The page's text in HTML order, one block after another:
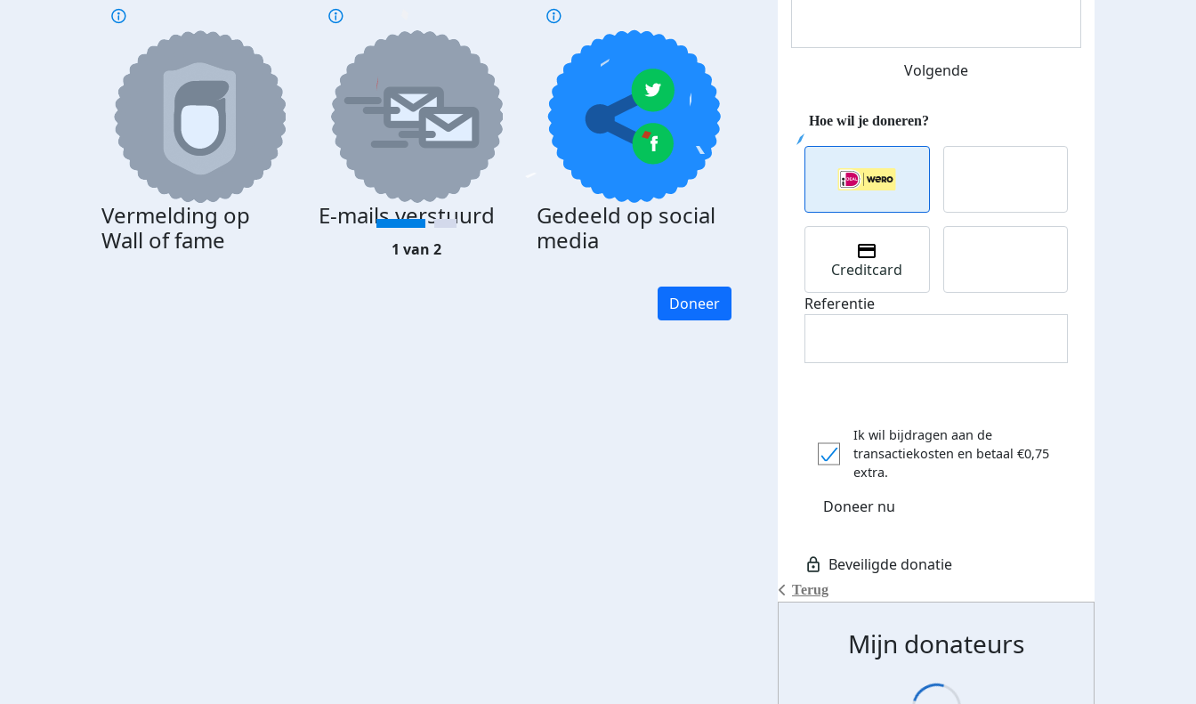
Vermelding op
Wall of fame
E-mails verstuurd
Gedeeld op social
media
1 van 2
Doneer
Volgende
Terug
Creditcard
Referentie
Ik wil bijdragen aan de
transactiekosten en betaal €0,75
extra.
Doneer nu
Mijn donateurs